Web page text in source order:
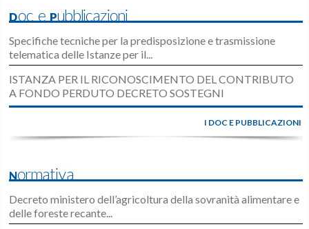
Doc e Pubblicazioni
Specifiche tecniche per la predisposizione e trasmissione
telematica delle Istanze per il...
ISTANZA PER IL RICONOSCIMENTO DEL CONTRIBUTO
A FONDO PERDUTO DECRETO SOSTEGNI
I DOC E PUBBLICAZIONI
Normativa
Decreto ministero dell’agricoltura della sovranità alimentare e
delle foreste recante...